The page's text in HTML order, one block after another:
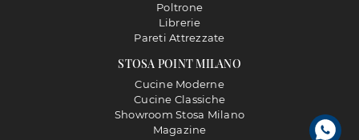
STOSA POINT MILANO
Cucine Moderne
Cucine Classiche
Showroom Stosa Milano
Magazine
Poltrone
Librerie
Pareti Attrezzate